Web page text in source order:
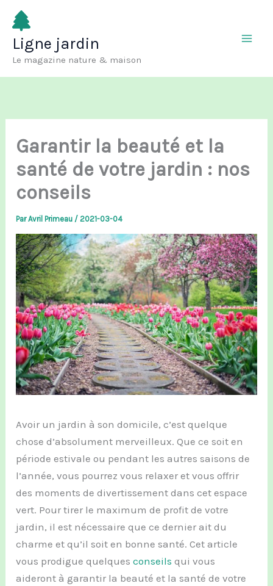
Aller
contenu
Ligne jardin
Le magazine nature & maison
Garantir la beauté et la
santé de votre jardin : nos
conseils
ParAvril Primeau /2021-03-04
Avoir un jardin à son domicile, c’est quelque
chose d’absolument merveilleux. Que ce soit en
période estivale ou pendant les autres saisons de
l’année, vous pourrez vous relaxer et vous offrir
des moments de divertissement dans cet espace
vert. Pour tirer le maximum de profit de votre
jardin, il est nécessaire que ce dernier ait du
charme et qu’il soit en bonne santé. Cet article
vous prodigue quelquesconseils qui vous
aideront à garantir la beauté et la santé de votre